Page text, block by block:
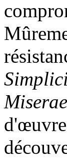
Miserae